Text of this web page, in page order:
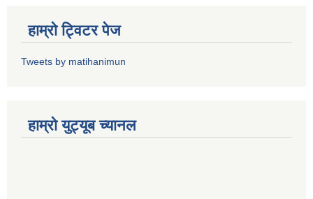
हाम्राे ट्विटर पेज
Tweets by matihanimun
हाम्रो युट्यूब च्यानल